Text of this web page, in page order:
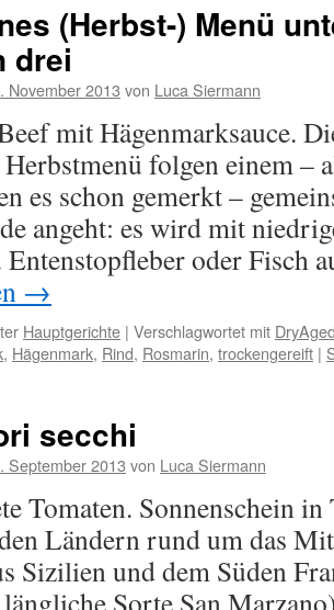
(Herbst-) Menü
drei
November 2013 von Luca Siermann
mit Hägenmarksauce.
folgen einem –
es schon gemerkt –
angeht: es wird mit
Entenstopfleber oder Fisch
→
Hauptgerichte | Verschlagwortet mit
, Hägenmark, Rind, Rosmarin, trockengereift |
secchi
September 2013 von Luca Siermann
Tomaten. Sonnenschein
Ländern rund um das
Sizilien und dem Süden
Sorte San